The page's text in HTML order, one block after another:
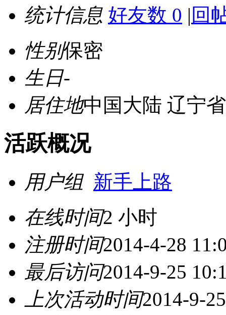
统计信息 好友数 0 | 回
性别保密
生日-
居住地中国大陆 辽宁省
活跃概况
用户组 新手上路
在线时间2 小时
注册时间2014-4-28
最后访问2014-9-25
上次活动时间2014-9-